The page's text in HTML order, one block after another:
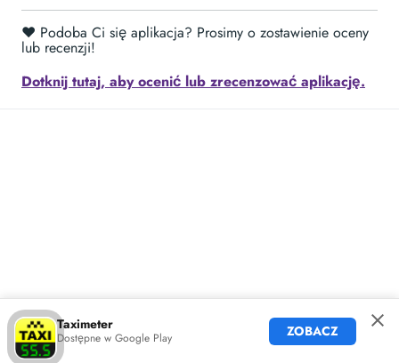
❤️ Podoba Ci się aplikacja? Prosimy o zostawienie oceny
lub recenzji!
Dotknij tutaj, aby ocenić lub zrecenzować aplikację.
Taximeter
Dostępne w Google Play ZOBACZ